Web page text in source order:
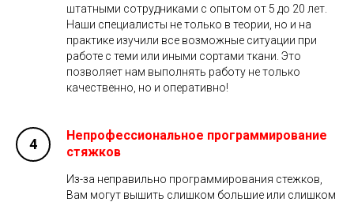
штатными сотрудниками с опытом от 5 до 20 лет.
Наши специалисты не только в теории, но и на
практике изучили все возможные ситуации при
работе с теми или иными сортами ткани. Это
позволяет нам выполнять работу не только
качественно, но и оперативно!
Непрофессиональное программирование
стяжков
Из-за неправильно программирования стежков,
Вам могут вышить слишком большие или слишком